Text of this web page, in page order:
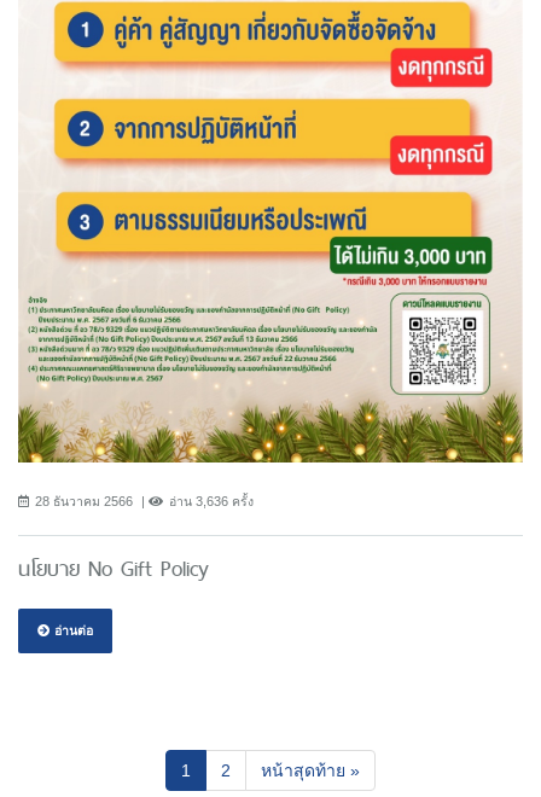
28 ธันวาคม 2566 อ่าน 3,636 ครั้ง
นโยบาย No Gift Policy
อ่านต่อ
1 (current)
2 หน้าสุดท้าย »